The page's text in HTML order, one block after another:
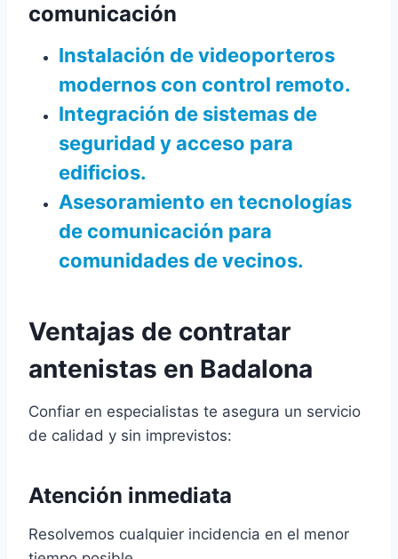
comunicación
Instalación de videoporteros
modernos con control remoto.
Integración de sistemas de
seguridad y acceso para
edificios.
Asesoramiento en tecnologías
de comunicación para
comunidades de vecinos.
Ventajas de contratar
antenistas en Badalona
Confiar en especialistas te asegura un servicio
de calidad y sin imprevistos:
Atención inmediata
Resolvemos cualquier incidencia en el menor